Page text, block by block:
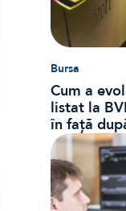
Bursa
Cum a
listat la
în față